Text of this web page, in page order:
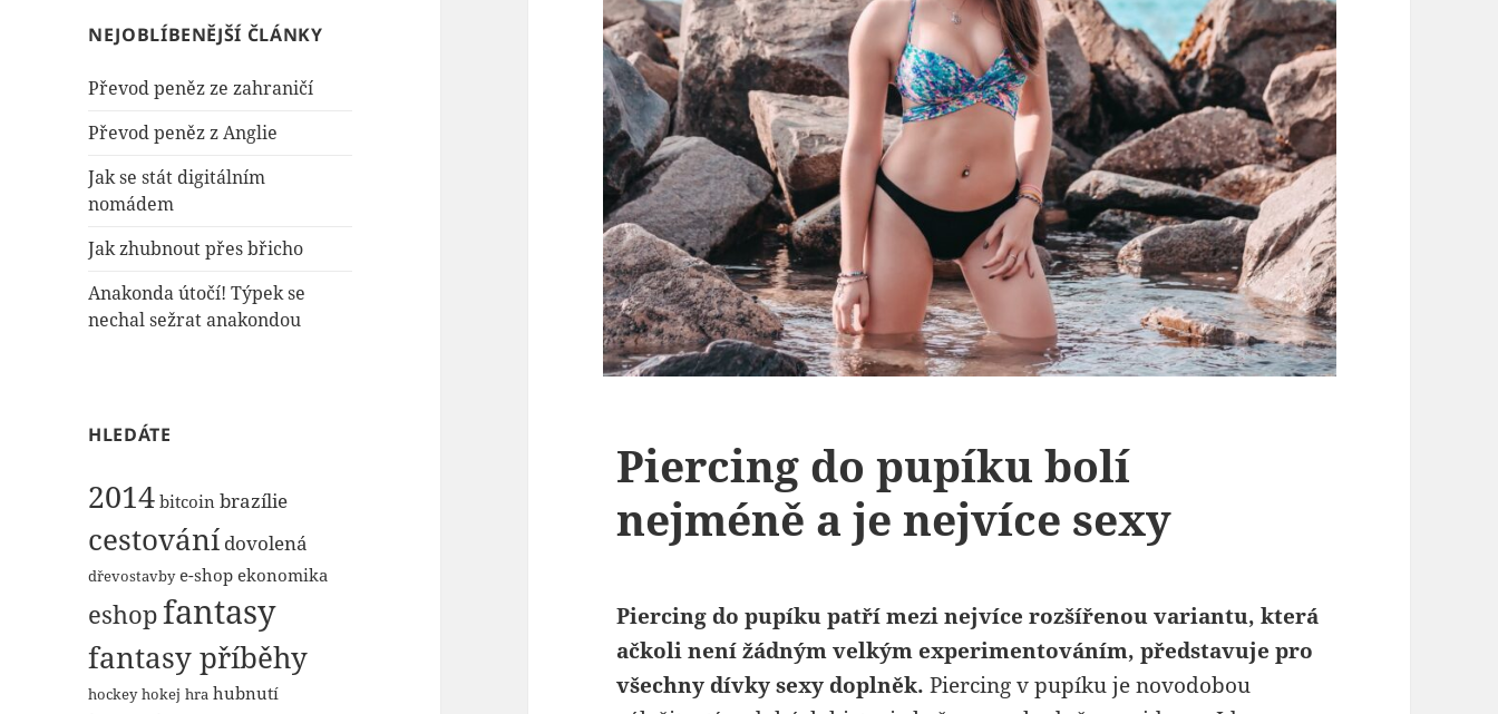
NEJOBLÍBENĚJŠÍ ČLÁNKY
Převod peněz ze zahraničí
Převod peněz z Anglie
Jak se stát digitálním
nomádem
Jak zhubnout přes břicho
Anakonda útočí! Týpek se
nechal sežrat anakondou
HLEDÁTE
2014 bitcoin brazílie
cestování dovolená
dřevostavby e-shop ekonomika
eshopfantasy
fantasy příběhy
hockey hokej hra hubnutí
Piercing do pupíku bolí
nejméně a je nejvíce sexy
Piercing do pupíku patří mezi nejvíce rozšířenou variantu, která
ačkoli není žádným velkým experimentováním, představuje pro
všechny dívky sexy doplněk. Piercing v pupíku je novodobou